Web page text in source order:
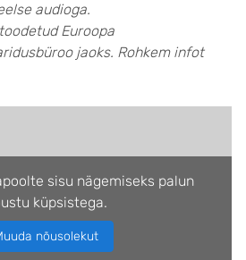
audioga.
Euroopa
jaoks. Rohkem infot
sisu nägemiseks palun
küpsistega.
nõusolekut